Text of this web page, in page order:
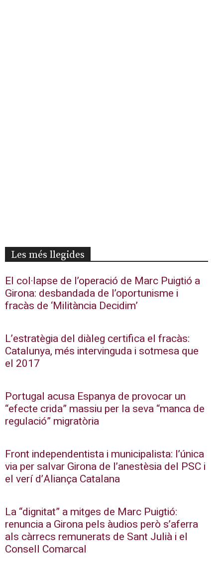
Les més llegides
El col·lapse de l’operació de Marc Puigtió a
Girona: desbandada de l’oportunisme i
fracàs de ‘Militància Decidim’
L’estratègia del diàleg certifica el fracàs:
Catalunya, més intervinguda i sotmesa que
el 2017
Portugal acusa Espanya de provocar un
“efecte crida” massiu per la seva “manca de
regulació” migratòria
Front independentista i municipalista: l’única
via per salvar Girona de l’anestèsia del PSC i
el verí d’Aliança Catalana
La “dignitat” a mitges de Marc Puigtió:
renuncia a Girona pels àudios però s’aferra
als càrrecs remunerats de Sant Julià i el
Consell Comarcal